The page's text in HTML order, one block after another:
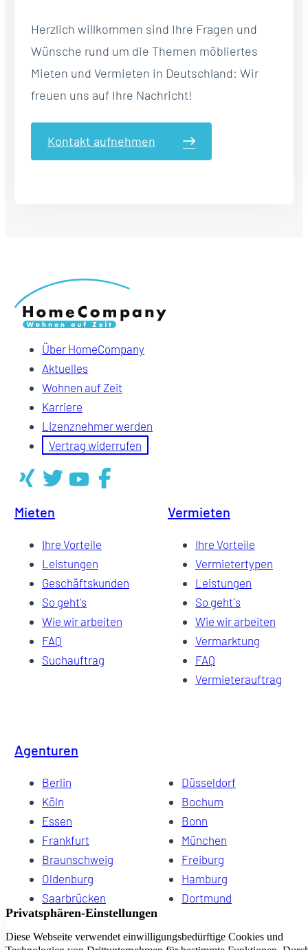
Herzlich willkommen sind Ihre Fragen und
Wünsche rund um die Themen möbliertes
Mieten und Vermieten in Deutschland: Wir
freuen uns auf Ihre Nachricht!
Kontakt aufnehmen
Über HomeCompany
Aktuelles
Wohnen auf Zeit
Karriere
Lizenznehmer werden
Vertrag widerrufen
Mieten
Ihre Vorteile
Leistungen
Geschäftskunden
So geht's
Wie wir arbeiten
FAQ
Suchauftrag
Vermieten
Ihre Vorteile
Vermietertypen
Leistungen
So geht`s
Wie wir arbeiten
Vermarktung
FAQ
Vermieterauftrag
Agenturen
Berlin
Düsseldorf
Köln
Bochum
Essen
Bonn
Frankfurt
München
Braunschweig
Freiburg
Oldenburg
Hamburg
Saarbrücken
Dortmund
Hannover
Dresden
Kiel